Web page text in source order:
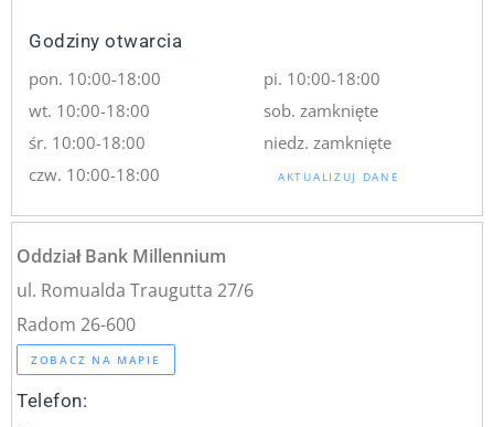
Godziny otwarcia
pon. 10:00-18:00
wt. 10:00-18:00
śr. 10:00-18:00
czw. 10:00-18:00
pi. 10:00-18:00
sob. zamknięte
niedz. zamknięte
AKTUALIZUJ DANE
Oddział Bank Millennium
ul. Romualda Traugutta 27/6
Radom 26-600
ZOBACZ NA MAPIE
Telefon: